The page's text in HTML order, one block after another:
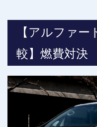
【アルファ
較】燃費対決